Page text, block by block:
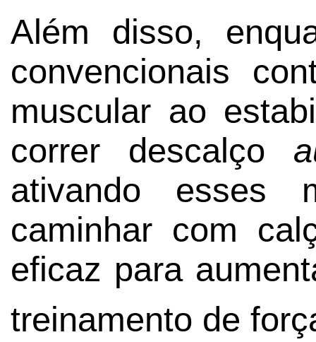
Além disso,
convencionais
muscular ao
correr descalço
ativando esses
caminhar com
eficaz para
treinamento de